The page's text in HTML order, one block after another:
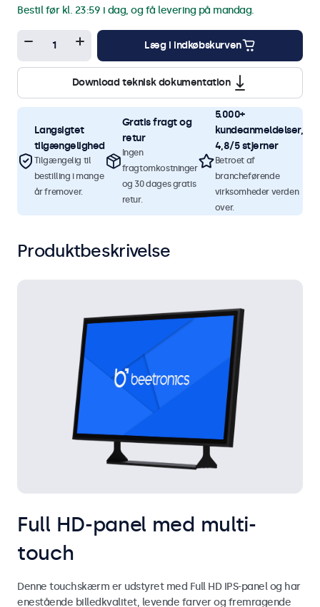
Bestil før kl. 23:59 i dag, og få levering på mandag.
Læg i indkøbskurven
Download teknisk dokumentation
Langsigtet
tilgængelighed
Tilgængelig til
bestilling i mange
år fremover.
Gratis fragt og
retur
Ingen
fragtomkostninger
og 30 dages gratis
retur.
5.000+
kundeanmeldelser,
4,8/5 stjerner
Betroet af
brancheførende
virksomheder verden
over.
Produktbeskrivelse
Full HD-panel med multi-
touch
Denne touchskærm er udstyret med Full HD IPS-panel og har
enestående billedkvalitet, levende farver og fremragende